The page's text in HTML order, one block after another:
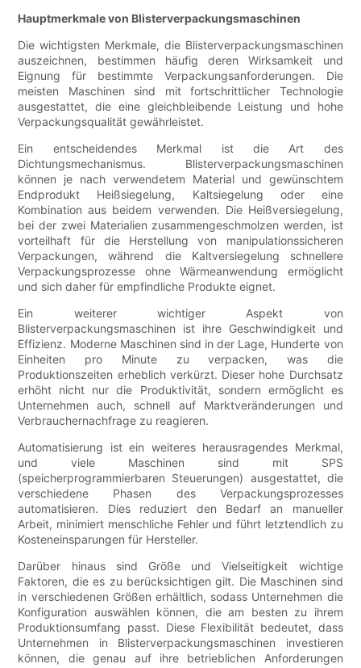
Hauptmerkmale von Blisterverpackungsmaschinen
Die wichtigsten Merkmale, die Blisterverpackungsmaschinen
auszeichnen, bestimmen häufig deren Wirksamkeit und
Eignung für bestimmte Verpackungsanforderungen. Die
meisten Maschinen sind mit fortschrittlicher Technologie
ausgestattet, die eine gleichbleibende Leistung und hohe
Verpackungsqualität gewährleistet.
Ein entscheidendes Merkmal ist die Art des
Dichtungsmechanismus. Blisterverpackungsmaschinen
können je nach verwendetem Material und gewünschtem
Endprodukt Heißsiegelung, Kaltsiegelung oder eine
Kombination aus beidem verwenden. Die Heißversiegelung,
bei der zwei Materialien zusammengeschmolzen werden, ist
vorteilhaft für die Herstellung von manipulationssicheren
Verpackungen, während die Kaltversiegelung schnellere
Verpackungsprozesse ohne Wärmeanwendung ermöglicht
und sich daher für empfindliche Produkte eignet.
Ein weiterer wichtiger Aspekt von
Blisterverpackungsmaschinen ist ihre Geschwindigkeit und
Effizienz. Moderne Maschinen sind in der Lage, Hunderte von
Einheiten pro Minute zu verpacken, was die
Produktionszeiten erheblich verkürzt. Dieser hohe Durchsatz
erhöht nicht nur die Produktivität, sondern ermöglicht es
Unternehmen auch, schnell auf Marktveränderungen und
Verbrauchernachfrage zu reagieren.
Automatisierung ist ein weiteres herausragendes Merkmal,
und viele Maschinen sind mit SPS
(speicherprogrammierbaren Steuerungen) ausgestattet, die
verschiedene Phasen des Verpackungsprozesses
automatisieren. Dies reduziert den Bedarf an manueller
Arbeit, minimiert menschliche Fehler und führt letztendlich zu
Kosteneinsparungen für Hersteller.
Darüber hinaus sind Größe und Vielseitigkeit wichtige
Faktoren, die es zu berücksichtigen gilt. Die Maschinen sind
in verschiedenen Größen erhältlich, sodass Unternehmen die
Konfiguration auswählen können, die am besten zu ihrem
Produktionsumfang passt. Diese Flexibilität bedeutet, dass
Unternehmen in Blisterverpackungsmaschinen investieren
können, die genau auf ihre betrieblichen Anforderungen